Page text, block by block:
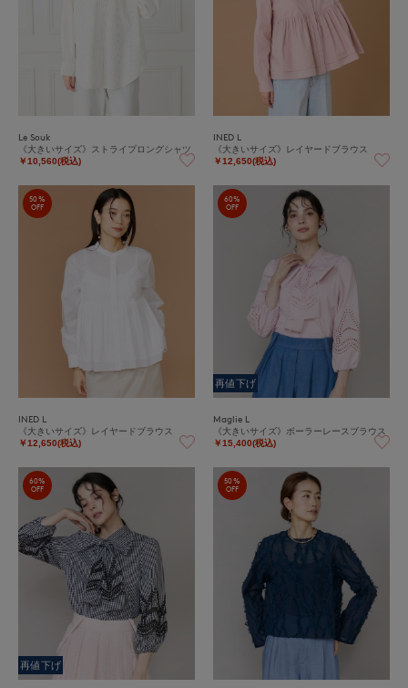
Le Souk
《大きいサイズ》ストライプロングシャツ
￥10,560(税込)
INED L
《大きいサイズ》レイヤードブラウス
￥12,650(税込)
50%
OFF
INED L
《大きいサイズ》レイヤードブラウス
￥12,650(税込)
60%
OFF
再値下げ
Maglie L
《大きいサイズ》ボーラーレースブラウス
￥15,400(税込)
60%
OFF
再値下げ
50%
OFF